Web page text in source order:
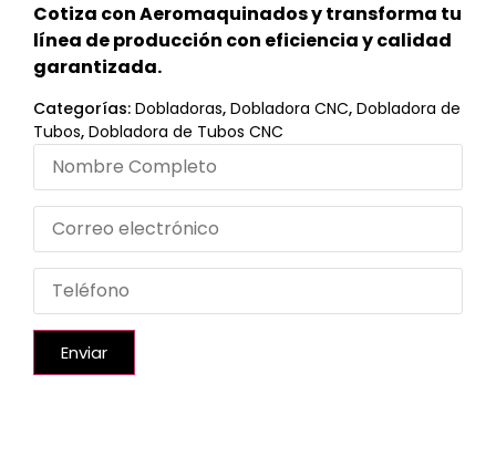
Cotiza con Aeromaquinados y transforma tu
línea de producción con eficiencia y calidad
garantizada.
Categorías: Dobladoras, Dobladora CNC, Dobladora de
Tubos, Dobladora de Tubos CNC
Enviar